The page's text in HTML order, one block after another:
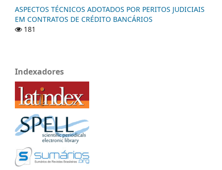
ASPECTOS TÉCNICOS ADOTADOS POR PERITOS JUDICIAIS
EM CONTRATOS DE CRÉDITO BANCÁRIOS
181
Indexadores